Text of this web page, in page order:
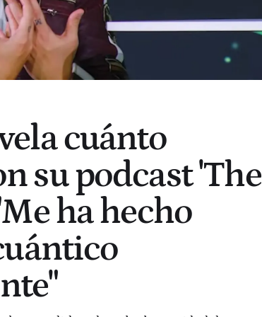
cuánto
su podcast 'The
ha hecho